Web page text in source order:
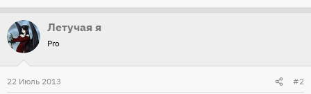
Летучая я
Pro
22 Июль 2013 #2